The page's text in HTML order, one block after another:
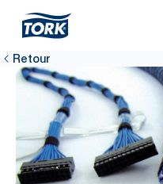
Retour